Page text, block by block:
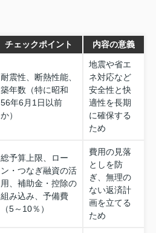
チェックポイント 内容の意義
耐震性、断熱性能、
築年数（特に昭和
56年6月1日以前
か）
地震や省エ
ネ対応など
安全性と快
適性を長期
に確保する
ため
総予算上限、ロー
ン・つなぎ融資の活
用、補助金・控除の
組み込み、予備費
（5～10％）
費用の見落
としを防
ぎ、無理の
ない返済計
画を立てる
ため